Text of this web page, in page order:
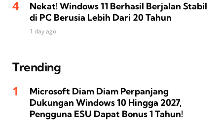
Nekat! Windows 11 Berhasil Berjalan Stabil
di PC Berusia Lebih Dari 20 Tahun
1 day ago
Trending
Microsoft Diam Diam Perpanjang
Dukungan Windows 10 Hingga 2027,
Pengguna ESU Dapat Bonus 1 Tahun!